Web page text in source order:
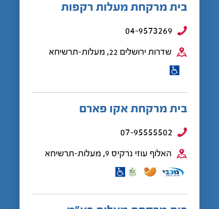
בית מרקחת מעלות רקפות
04-9573269
שדרות ירושלים 22, מעלות-תרשיחא
בית מרקחת אקו פארם
07-95555502
האלוף עוזי נרקיס 9, מעלות-תרשיחא